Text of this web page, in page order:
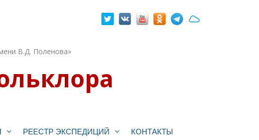
В.Д. Поленова»
РЕЕСТР ЭКСПЕДИЦИЙ КОНТАКТЫ